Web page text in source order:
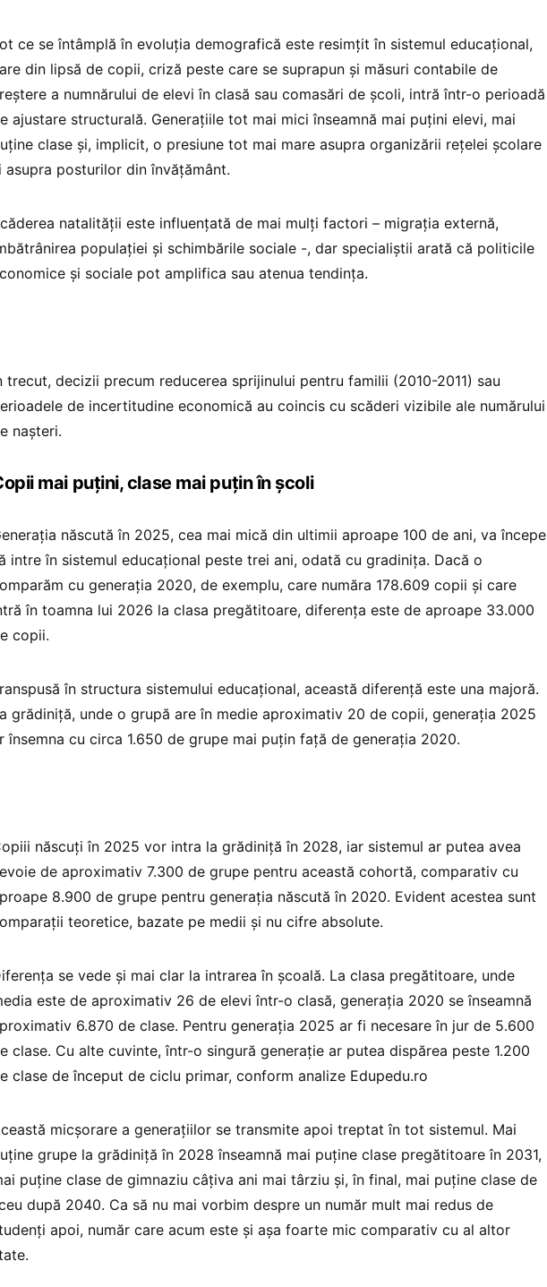
ce se întâmplă în evoluția demografică este resimțit în sistemul educațional,
din lipsă de copii, criză peste care se suprapun și măsuri contabile de
a numnărului de elevi în clasă sau comasări de școli, intră într-o perioadă
ajustare structurală. Generațiile tot mai mici înseamnă mai puțini elevi, mai
clase și, implicit, o presiune tot mai mare asupra organizării rețelei școlare
asupra posturilor din învățământ.
natalității este influențată de mai mulți factori – migrația externă,
populației și schimbările sociale -, dar specialiștii arată că politicile
și sociale pot amplifica sau atenua tendința.
trecut, decizii precum reducerea sprijinului pentru familii (2010-2011) sau
de incertitudine economică au coincis cu scăderi vizibile ale numărului
nașteri.
mai puțini, clase mai puțin în școli
născută în 2025, cea mai mică din ultimii aproape 100 de ani, va începe
intre în sistemul educațional peste trei ani, odată cu gradinița. Dacă o
cu generația 2020, de exemplu, care număra 178.609 copii și care
în toamna lui 2026 la clasa pregătitoare, diferența este de aproape 33.000
copii.
în structura sistemului educațional, această diferență este una majoră.
grădiniță, unde o grupă are în medie aproximativ 20 de copii, generația 2025
însemna cu circa 1.650 de grupe mai puțin față de generația 2020.
născuți în 2025 vor intra la grădiniță în 2028, iar sistemul ar putea avea
de aproximativ 7.300 de grupe pentru această cohortă, comparativ cu
8.900 de grupe pentru generația născută în 2020. Evident acestea sunt
teoretice, bazate pe medii și nu cifre absolute.
se vede și mai clar la intrarea în școală. La clasa pregătitoare, unde
este de aproximativ 26 de elevi într-o clasă, generația 2020 se înseamnă
6.870 de clase. Pentru generația 2025 ar fi necesare în jur de 5.600
clase. Cu alte cuvinte, într-o singură generație ar putea dispărea peste 1.200
clase de început de ciclu primar, conform analize Edupedu.ro
micșorare a generațiilor se transmite apoi treptat în tot sistemul. Mai
grupe la grădiniță în 2028 înseamnă mai puține clase pregătitoare în 2031,
puține clase de gimnaziu câțiva ani mai târziu și, în final, mai puține clase de
după 2040. Ca să nu mai vorbim despre un număr mult mai redus de
apoi, număr care acum este și așa foarte mic comparativ cu al altor